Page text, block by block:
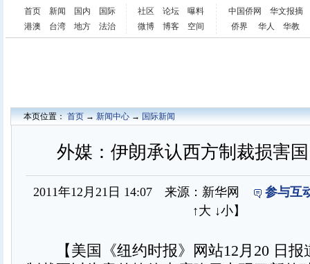
首页 新闻 国内
国际
港澳
台湾 地方 法治
社区 论坛
曝料
微博
博客 空间
中国侨网
华文报摘
侨界
华人 华教
本页位置：首页→新闻中心→国际新闻
外媒：伊朗承认西方制裁损害
2011年12月21日 14:07 来源：新华网
参与互
↑大 ↓小】
【美国《纽约时报》网站12月20 日报